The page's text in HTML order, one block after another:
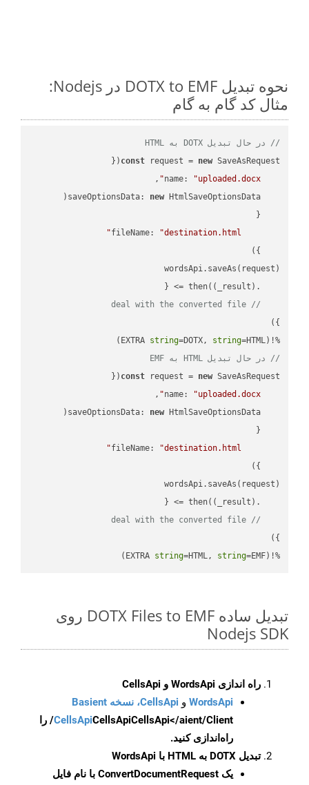
نحوه تبدیل DOTX to EMF در Nodejs:
مثال کد گام به گام
// در حال تبدیل DOTX به HTML
const request = new
name: "uploaded.docx"
saveOptionsData: new
fileName:
"destination.html"
    .then(
( _result ) =>
// deal with the converted file
%!(EXTRA
string=DOTX, string=HTML)
// در حال تبدیل HTML به EMF
const request = new
name: "uploaded.docx"
saveOptionsData: new
fileName:
"destination.html"
    .then(
( _result ) =>
// deal with the converted file
%!(EXTRA
string=HTML, string=EMF)
تبدیل ساده DOTX Files to EMF روی
Nodejs SDK
راه اندازی WordsApi و CellsApi
WordsApi و CellsApi، نسخه Basient
CellsApiCellsApi
CellsApi</aient/Client/ را
راه‌اندازی کنید.
تبدیل DOTX به HTML با WordsApi
یک ConvertDocumentRequest با نام فایل